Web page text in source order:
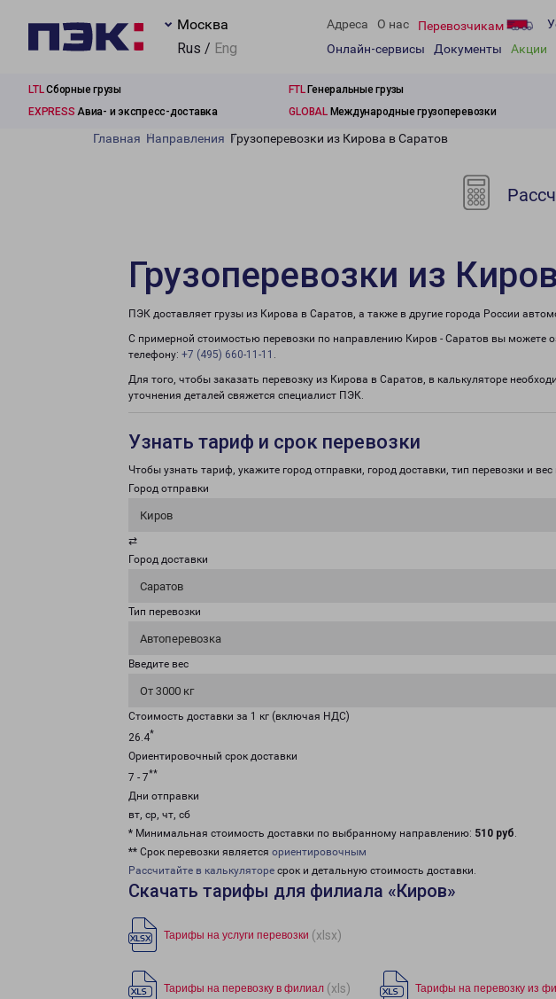
Москва
Rus / Eng
Адреса О нас Перевозчикам
Онлайн-сервисы
Документы Акции
LTLСборные грузы FTLГенеральные грузы
EXPRESS Авиа- и экспресс-доставка GLOBALМеждународные грузоперевозки
Главная Направления Грузоперевозки из Кирова в Саратов
Грузоперевозки из
ПЭК доставляет грузы из Кирова в Саратов, а также в другие города России
С примерной стоимостью перевозки по направлению Киров - Саратов вы можете
телефону: +7 (495) 660-11-11 .
Для того, чтобы заказать перевозку из Кирова в Саратов, в калькуляторе
уточнения деталей свяжется специалист ПЭК.
Узнать тариф и срок перевозки
Чтобы узнать тариф, укажите город отправки, город доставки, тип перевозки и вес
Город отправки
Киров
⇄
Город доставки
Саратов
Тип перевозки
Автоперевозка
Введите вес
От 3000 кг
Стоимость доставки за 1 кг (включая НДС)
26.4*
Ориентировочный срок доставки
7 - 7**
Дни отправки
вт, ср, чт, сб
* Минимальная стоимость доставки по выбранному направлению: 510 руб.
** Срок перевозки является ориентировочным
Рассчитайте в калькуляторе срок и детальную стоимость доставки.
Скачать тарифы для филиала «Киров»
Тарифы на услуги перевозки (xlsx)
Тарифы на перевозку в филиал (xls) Тарифы на перевозку из